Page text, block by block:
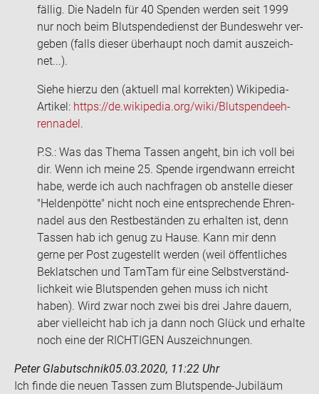
fäl­lig. Die Na­deln für 40 Spen­den wer­den seit 1999
nur noch beim Blut­spen­de­dienst der Bun­des­wehr ver­
ge­ben (falls die­ser über­haupt noch damit aus­zeich­
net...).
Siehe hier­zu den (ak­tu­ell mal kor­rek­ten) Wikipedia-​
Artikel: https://de.wi­ki­pe­dia.org/wiki/Blut­spen­de­eh­
ren­na­del.
P.S.: Was das Thema Tas­sen an­geht, bin ich voll bei
dir. Wenn ich meine 25. Spen­de ir­gend­wann er­reicht
habe, werde ich auch nach­fra­gen ob an­stel­le die­ser
"Hel­den­pöt­te" nicht noch eine ent­spre­chen­de Eh­ren­
na­del aus den Rest­be­stän­den zu er­hal­ten ist, denn
Tas­sen hab ich genug zu Hause. Kann mir denn
gerne per Post zu­ge­stellt wer­den (weil öf­fent­li­ches
Be­klat­schen und Tam­Tam für eine Selbst­ver­ständ­
lich­keit wie Blut­spen­den gehen muss ich nicht
haben). Wird zwar noch zwei bis drei Jahre dau­ern,
aber viel­leicht hab ich ja dann noch Glück und er­hal­te
noch eine der RICH­TI­GEN Aus­zeich­nun­gen.
Peter Glabutschnik05.03.2020, 11:22 Uhr
Ich finde die neuen Tas­sen zum Blutspende-​Jubiläum